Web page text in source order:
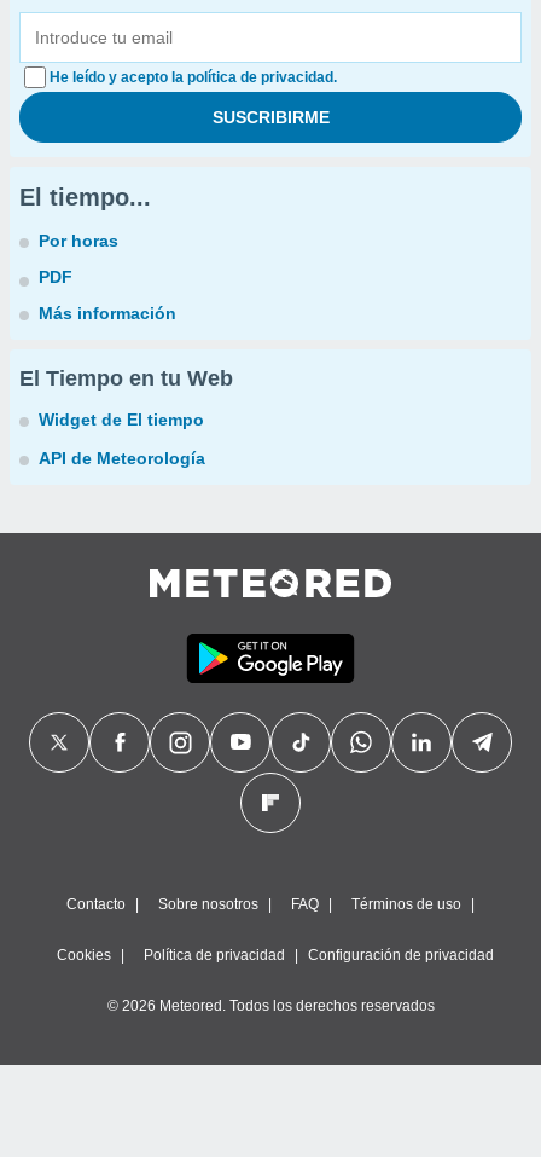
He leído y acepto la política de privacidad.
El tiempo...
Por horas
PDF
Más información
El Tiempo en tu Web
Widget de El tiempo
API de Meteorología
Contacto Sobre nosotros FAQ Términos de uso
Cookies Política de privacidad Configuración de privacidad
© 2026 Meteored. Todos los derechos reservados